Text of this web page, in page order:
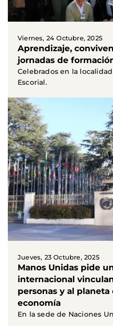
Viernes, 24 Octubre, 2025
Aprendizaje,
jornadas de
Celebrados en la
Escorial.
Jueves, 23 Octubre, 2025
Manos Unidas pide
internacional
personas y al
economía
En la sede de Naciones